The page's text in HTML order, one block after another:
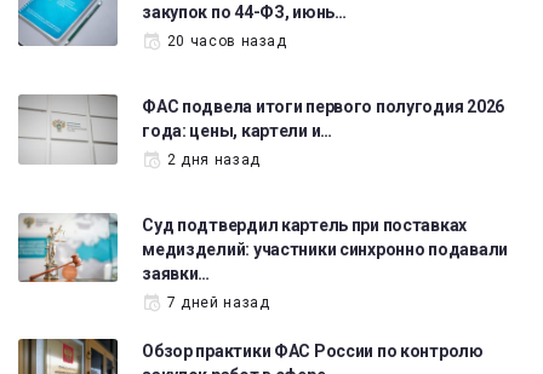
закупок по 44-ФЗ, июнь…
20 часов назад
ФАС подвела итоги первого полугодия 2026
года: цены, картели и…
2 дня назад
Суд подтвердил картель при поставках
медизделий: участники синхронно подавали
заявки…
7 дней назад
Обзор практики ФАС России по контролю